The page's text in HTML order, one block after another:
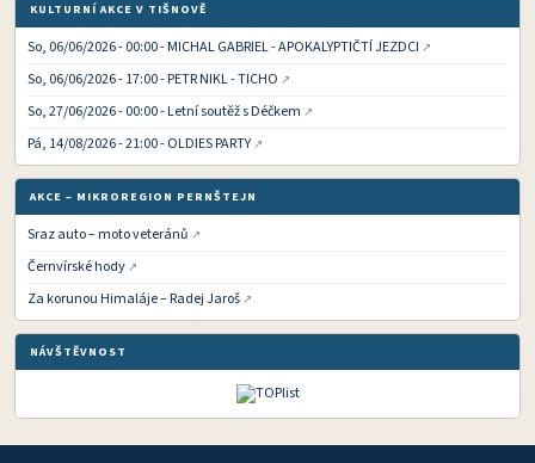
KULTURNÍ AKCE V TIŠNOVĚ
So, 06/06/2026 - 00:00 - MICHAL GABRIEL - APOKALYPTIČTÍ JEZDCI
So, 06/06/2026 - 17:00 - PETR NIKL - TICHO
So, 27/06/2026 - 00:00 - Letní soutěž s Déčkem
Pá, 14/08/2026 - 21:00 - OLDIES PARTY
AKCE – MIKROREGION PERNŠTEJN
Sraz auto – moto veteránů
Černvírské hody
Za korunou Himaláje – Radej Jaroš
NÁVŠTĚVNOST